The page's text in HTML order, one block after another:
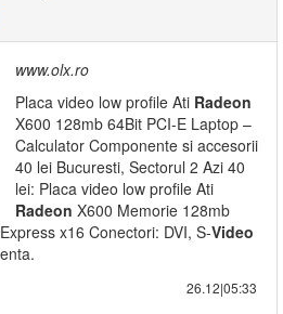
www.olx.ro
Placa video low profile Ati Radeon
X600 128mb 64Bit PCI-E Laptop –
Calculator Componente si accesorii
40 lei Bucuresti, Sectorul 2 Azi 40
lei: Placa video low profile Ati
Radeon X600 Memorie 128mb
x16 Conectori: DVI, S-Video
26.12|05:33